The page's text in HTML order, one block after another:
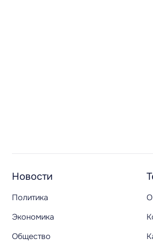
Новости
Политика
Экономика
Общество
О